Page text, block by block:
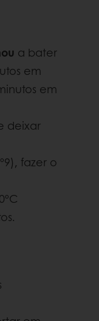
a bater
em
em
deixar
fazer o